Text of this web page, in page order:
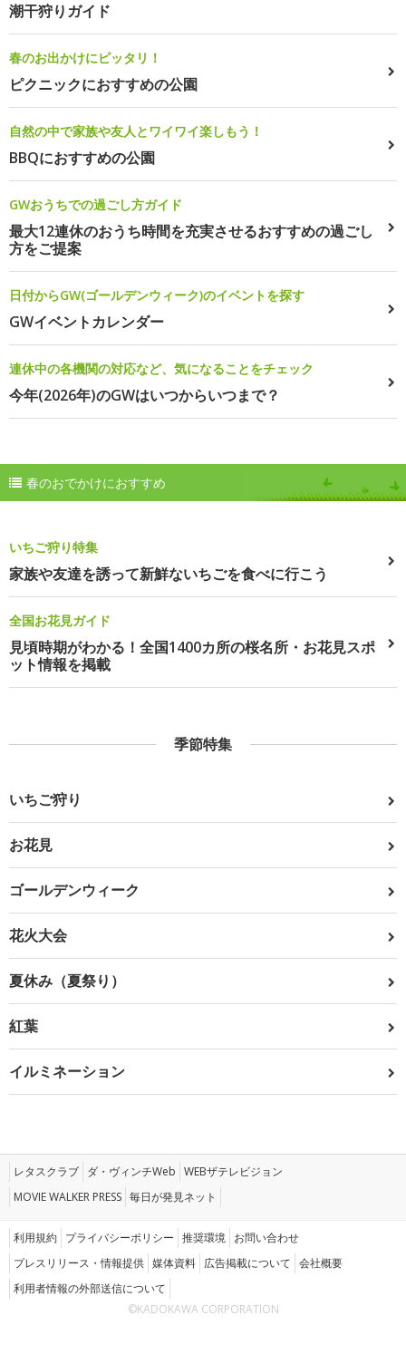
潮干狩りガイド
春のお出かけにピッタリ！
ピクニックにおすすめの公園
自然の中で家族や友人とワイワイ楽しもう！
BBQにおすすめの公園
GWおうちでの過ごし方ガイド
最大12連休のおうち時間を充実させるおすすめの過ごし
方をご提案
日付からGW(ゴールデンウィーク)のイベントを探す
GWイベントカレンダー
連休中の各機関の対応など、気になることをチェック
今年(2026年)のGWはいつからいつまで？
春のおでかけにおすすめ
いちご狩り特集
家族や友達を誘って新鮮ないちごを食べに行こう
全国お花見ガイド
見頃時期がわかる！全国1400カ所の桜名所・お花見スポ
ット情報を掲載
季節特集
いちご狩り
お花見
ゴールデンウィーク
花火大会
夏休み（夏祭り）
紅葉
イルミネーション
レタスクラブ ダ・ヴィンチWeb WEBザテレビジョン
MOVIE WALKER PRESS 毎日が発見ネット
利用規約 プライバシーポリシー 推奨環境 お問い合わせ
プレスリリース・情報提供 媒体資料 広告掲載について 会社概要
利用者情報の外部送信について
©KADOKAWA CORPORATION